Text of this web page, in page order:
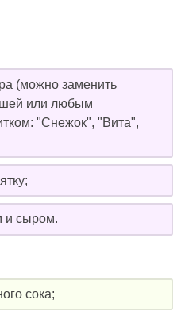
(можно заменить
или любым
"Снежок", "Вита",
и сыром.
сока;